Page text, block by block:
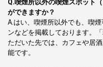
Q.喫煙所以外の喫煙スポット
ができますか？
A. はい、喫煙所以外でも、喫
ンなどを掲載しております。
ただいた先では、カフェや居
能です。